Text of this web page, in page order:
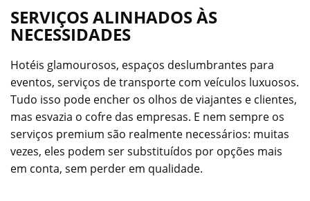
SERVIÇOS ALINHADOS ÀS
NECESSIDADES
Hotéis glamourosos, espaços deslumbrantes para
eventos, serviços de transporte com veículos luxuosos.
Tudo isso pode encher os olhos de viajantes e clientes,
mas esvazia o cofre das empresas. E nem sempre os
serviços premium são realmente necessários: muitas
vezes, eles podem ser substituídos por opções mais
em conta, sem perder em qualidade.